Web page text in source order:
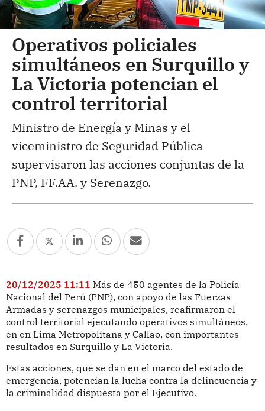
Operativos policiales
simultáneos en Surquillo y
La Victoria potencian el
control territorial
Ministro de Energía y Minas y el
viceministro de Seguridad Pública
supervisaron las acciones conjuntas de la
PNP, FF.AA. y Serenazgo.
20/12/2025 11:11 Más de 450 agentes de la Policía
Nacional del Perú (PNP), con apoyo de las Fuerzas
Armadas y serenazgos municipales, reafirmaron el
control territorial ejecutando operativos simultáneos,
en en Lima Metropolitana y Callao, con importantes
resultados en Surquillo y La Victoria.
Estas acciones, que se dan en el marco del estado de
emergencia, potencian la lucha contra la delincuencia y
la criminalidad dispuesta por el Ejecutivo.